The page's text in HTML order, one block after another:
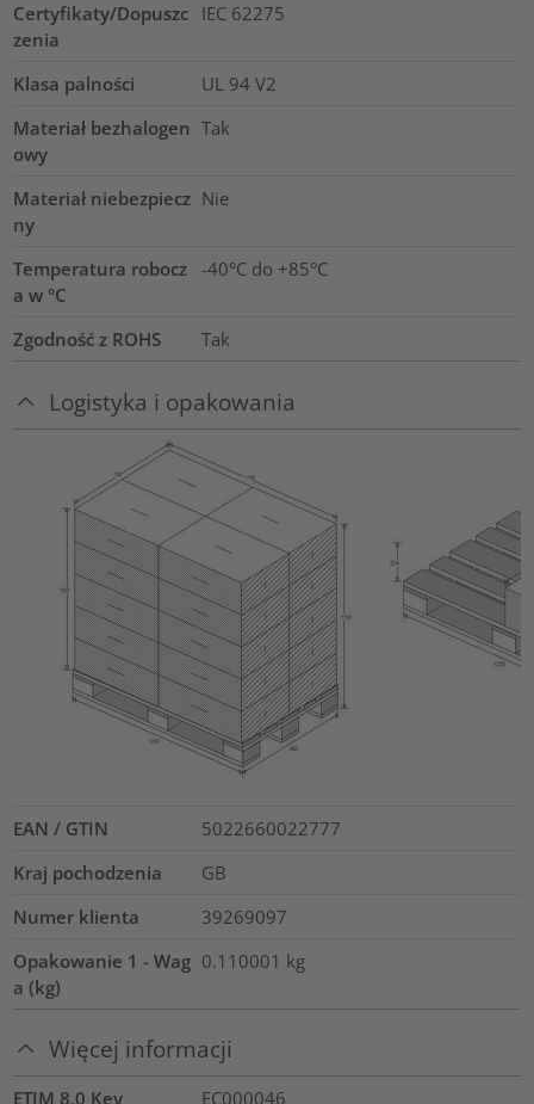
Certyfikaty/Dopuszc
zenia
IEC 62275
Klasa palności
UL 94 V2
Materiał bezhalogen
owy
Tak
Materiał niebezpiecz
ny
Nie
Temperatura robocz
a w °C
-40°C do +85°C
Zgodność z ROHS Tak
Logistyka i opakowania
EAN / GTIN
5022660022777
Kraj pochodzenia
GB
Numer klienta
39269097
Opakowanie 1 - Wag
a (kg)
0.110001 kg
Więcej informacji
ETIM 8.0 Key EC000046